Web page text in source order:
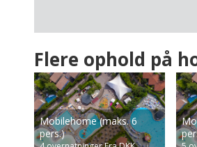
Ankomst
Grøn =
Ankomstdatoen er
ledig (bookingen går
glat igennem)
Camping Bella
Rejsetips
Familiens feriefavoritter ved
I campingpladsens
området. De kan desuden
Arena, hvis det har
Kort
Gæsterne fortæller
27.10.24 skrev Patricia Serti
Vi anlände på kvällen och det
email, adress osv. Det kan man
också flera restauranger och
äta tex frukost till förmånligt pris
Film
Camping Bella Italia -
familien
Flere ophold på
Mobilehome (maks. 6
pers.)